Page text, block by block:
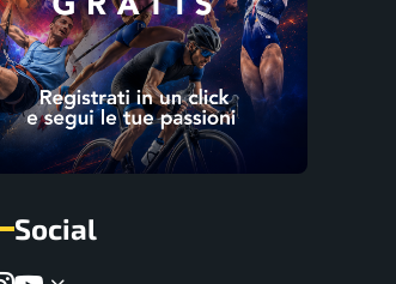
Social